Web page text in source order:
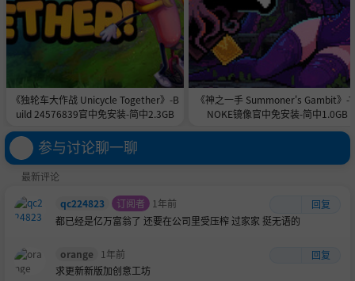
《独轮车大作战 Unicycle Together》-B
uild 24576839官中免安装-简中2.3GB
《神之一手 Summoner's Gambit》-
NOKE镜像官中免安装-简中1.0GB
参与讨论聊一聊
最新评论
qc224823
订阅者 1年前
回复
都已经是亿万富翁了 还要在公司里受压榨 过家家 挺无语的
orange 1年前
回复
求更新新版加创意工坊